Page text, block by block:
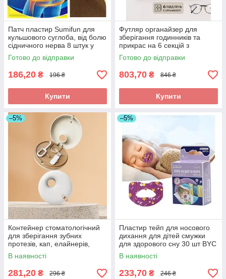
Патч пластир Sumifun для
кульшового суглоба, від болю
сідничного нерва 8 штук у
наборі
Готово до відправки
186,20 ₴ 196 ₴
Купити
Футляр органайзер для
зберігання годинників та
прикрас на 6 секцій з
екошкіри 33X11X7,5 см
чорний
Готово до відправки
803,70 ₴ 846 ₴
Купити
–5%
Контейнер стоматологічний
для зберігання зубних
протезів, кап, елайнерів,
футляр для очищення та
перенесення ортодонтичних
виробів
В наявності
281,20 ₴ 296 ₴
–5%
Пластир тейп для носового
дихання для дітей смужки
для здорового сну 30 шт BYC
В наявності
233,70 ₴ 246 ₴